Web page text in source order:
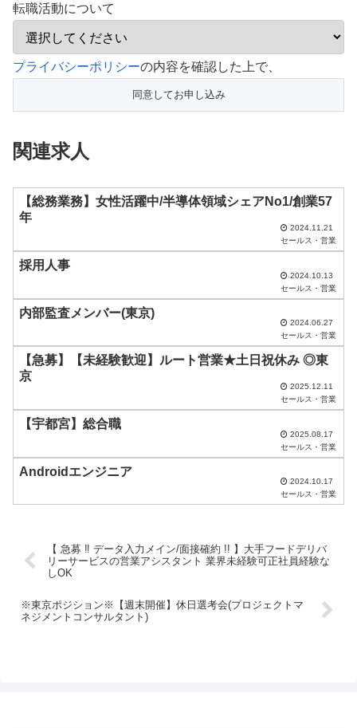
転職活動について
こ
フ
ー
は
の
ま
て
い
プライバシーポリシーの内容を確認した上で、
関連求人
【総務業務】女性活躍中/半導体領域シェアNo1/創業57
年
2024.11.21
セールス・営業
採用人事
2024.10.13
セールス・営業
内部監査メンバー(東京)
2024.06.27
セールス・営業
【急募】【未経験歓迎】ルート営業★土日祝休み ◎東
京
2025.12.11
セールス・営業
【宇都宮】総合職
2025.08.17
セールス・営業
Androidエンジニア
2024.10.17
セールス・営業
【 急募 ‼ データ入力メイン/面接確約 !! 】大手フードデリバ
リーサービスの営業アシスタント 業界未経験可正社員経験な
しOK
※東京ポジション※【週末開催】休日選考会(プロジェクトマ
ネジメントコンサルタント)